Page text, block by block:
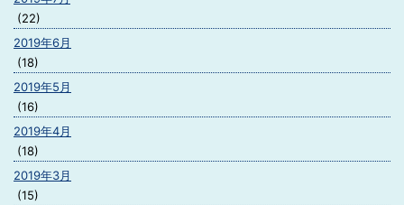
(22)
2019年6月
(18)
2019年5月
(16)
2019年4月
(18)
2019年3月
(15)